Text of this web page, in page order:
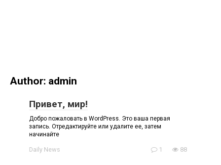
Author: admin
Привет, мир!
Добро пожаловать в WordPress. Это ваша первая
запись. Отредактируйте или удалите ее, затем
начинайте
Daily News 1 88